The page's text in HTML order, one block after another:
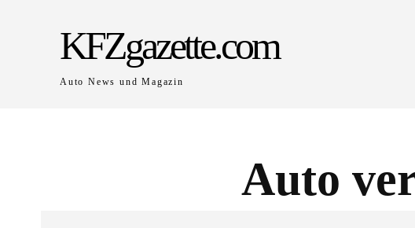
KFZgazette.com
Auto News und Magazin
Auto